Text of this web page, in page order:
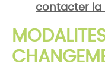
contacter la